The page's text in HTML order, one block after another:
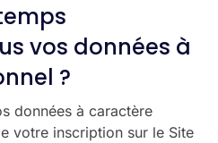
vos données à
?
données à caractère
votre inscription sur le Site